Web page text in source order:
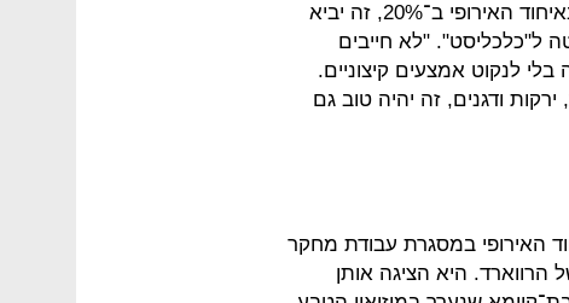
בהשקעה מינימלית. "אם נפחית את צריכת הבשר באיחוד האירופי ב־20%, זה יביא
ל"כלכליסט". "לא חייבים
לנקוט אמצעים קיצוניים.
ודגנים, זה יהיה טוב גם
האירופי במסגרת עבודת מחקר
הרווארד. היא הציגה אותן